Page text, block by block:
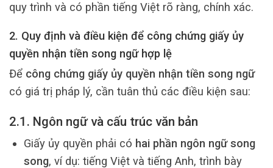
quy trình và có phần tiếng Việt rõ ràng, chính xác.
2. Quy định và điều kiện để công chứng giấy ủy
quyền nhận tiền song ngữ hợp lệ
Để công chứng giấy ủy quyền nhận tiền song ngữ
có giá trị pháp lý, cần tuân thủ các điều kiện sau:
2.1. Ngôn ngữ và cấu trúc văn bản
Giấy ủy quyền phải có hai phần ngôn ngữ song
song, ví dụ: tiếng Việt và tiếng Anh, trình bày